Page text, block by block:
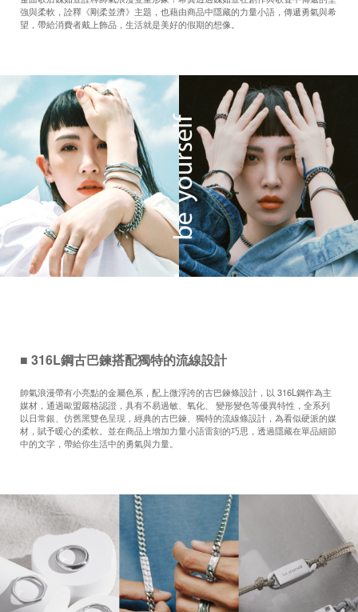
強與柔軟，詮釋《剛柔並濟》主題，也藉由商品中隱藏的力量小語，傳遞勇氣與希
望，帶給消費者戴上飾品，生活就是美好的假期的想像。
■ 316L鋼古巴鍊搭配獨特的流線設計
帥氣浪漫帶有小亮點的金屬色系，配上微浮誇的古巴鍊條設計，以 316L鋼作為主
媒材，通過歐盟嚴格認證，具有不易過敏、氧化、 變形變色等優異特性，全系列
以日常銀、仿舊黑雙色呈現，經典的古巴鍊、獨特的流線條設計，為看似硬派的媒
材，賦予暖心的柔軟。並在商品上增加力量小語雷刻的巧思，透過隱藏在單品細節
中的文字，帶給你生活中的勇氣與力量。